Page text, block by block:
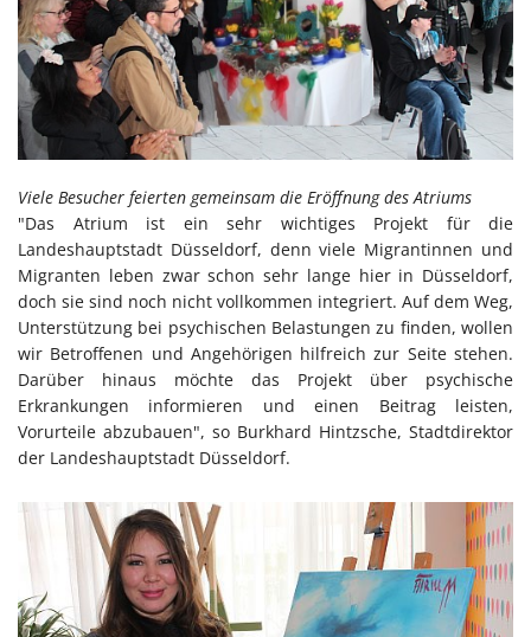
Viele Besucher feierten gemeinsam die Eröffnung des Atriums
"Das Atrium ist ein sehr wichtiges Projekt für die
Landeshauptstadt Düsseldorf, denn viele Migrantinnen und
Migranten leben zwar schon sehr lange hier in Düsseldorf,
doch sie sind noch nicht vollkommen integriert. Auf dem Weg,
Unterstützung bei psychischen Belastungen zu finden, wollen
wir Betroffenen und Angehörigen hilfreich zur Seite stehen.
Darüber hinaus möchte das Projekt über psychische
Erkrankungen informieren und einen Beitrag leisten,
Vorurteile abzubauen", so Burkhard Hintzsche, Stadtdirektor
der Landeshauptstadt Düsseldorf.